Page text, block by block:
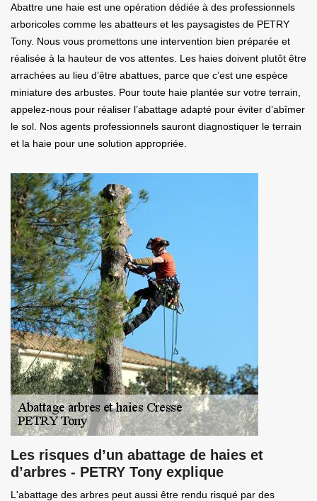
Abattre une haie est une opération dédiée à des professionnels
arboricoles comme les abatteurs et les paysagistes de PETRY
Tony. Nous vous promettons une intervention bien préparée et
réalisée à la hauteur de vos attentes. Les haies doivent plutôt être
arrachées au lieu d’être abattues, parce que c’est une espèce
miniature des arbustes. Pour toute haie plantée sur votre terrain,
appelez-nous pour réaliser l’abattage adapté pour éviter d’abîmer
le sol. Nos agents professionnels sauront diagnostiquer le terrain
et la haie pour une solution appropriée.
Les risques d’un abattage de haies et
d’arbres - PETRY Tony explique
L'abattage des arbres peut aussi être rendu risqué par des